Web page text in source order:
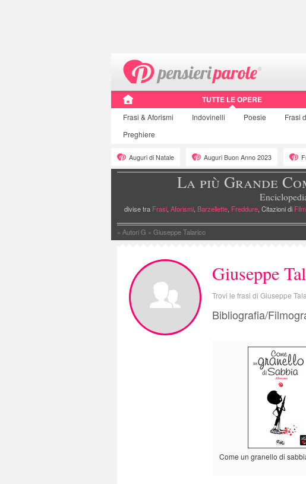
TUTTE LE OPERE
Frasi & Aforismi Indovinelli Poesie Frasi
Preghiere
Auguri di Natale Auguri Buon Anno 2023
La più Grande
divise tra Frasi, Aforismi, Barzellette, Freddure, Citazioni di Film
» Autori G » Giuseppe Talarico
Giuseppe
Trovi le frasi di Giuseppe
Bibliografia/
Come un granello di